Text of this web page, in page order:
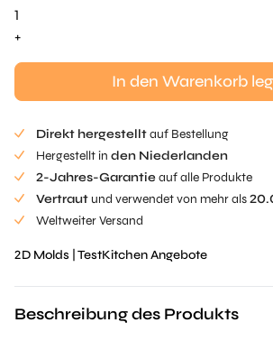
Realistische
Zitrusfrucht
Menge
+
In den Warenkorb
Direkt hergestelltauf Bestellung
Hergestellt in den Niederlanden
2-Jahres-Garantieauf alle Produkte
Vertraut und verwendet von mehr als
Weltweiter Versand
2D Molds TestKitchen Angebote
Beschreibung des Produkts